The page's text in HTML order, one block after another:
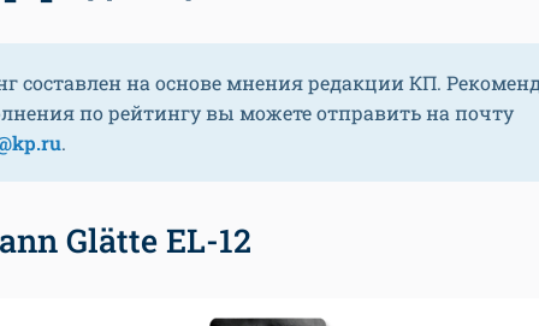
составлен на основе мнения редакции КП.
по рейтингу вы можете отправить на почту
.
Glätte EL-12